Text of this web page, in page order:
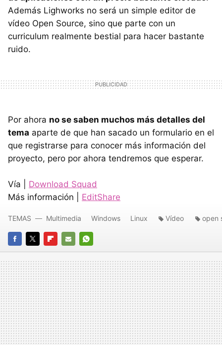
Además Lighworks no será un simple editor de
vídeo Open Source, sino que parte con un
curriculum realmente bestial para hacer bastante
ruido.
Por ahora no se saben muchos más detalles del
tema aparte de que han sacado un formulario en el
que registrarse para conocer más información del
proyecto, pero por ahora tendremos que esperar.
Vía | Download Squad
Más información | EditShare
FACEBOOK
TWITTERFLIPBOARD
E-
MAIL
WHATSAPP
TEMAS Multimedia Windows Linux Vídeo open